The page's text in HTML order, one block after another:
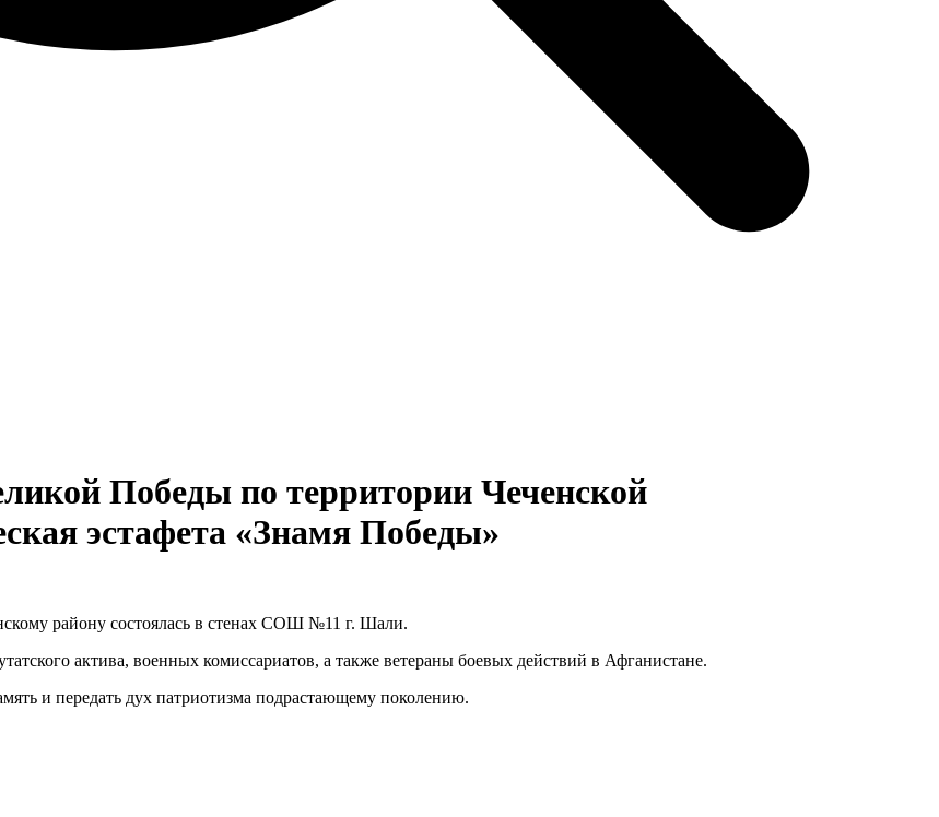
Победы по территории Чеченской
эстафета «Знамя Победы»
району состоялась в стенах СОШ №11 г. Шали.
актива, военных комиссариатов, а также ветераны боевых действий в Афганистане.
и передать дух патриотизма подрастающему поколению.